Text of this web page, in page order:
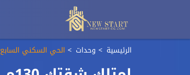
الرئيسية وحدات الحي السكني السابع R7 العاصمة الادارية الجديدة